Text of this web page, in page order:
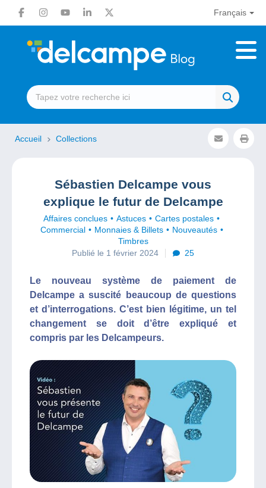
Français
Accueil Collections
Sébastien Delcampe vous
explique le futur de Delcampe
Affaires conclues Astuces
Cartes postales
Commercial
Monnaies & Billets
Nouveautés
Timbres
Publié le 1 février 2024
25
Le nouveau système de paiement de
Delcampe a suscité beaucoup de questions
et d’interrogations. C’est bien légitime, un tel
changement se doit d’être expliqué et
compris par les Delcampeurs.